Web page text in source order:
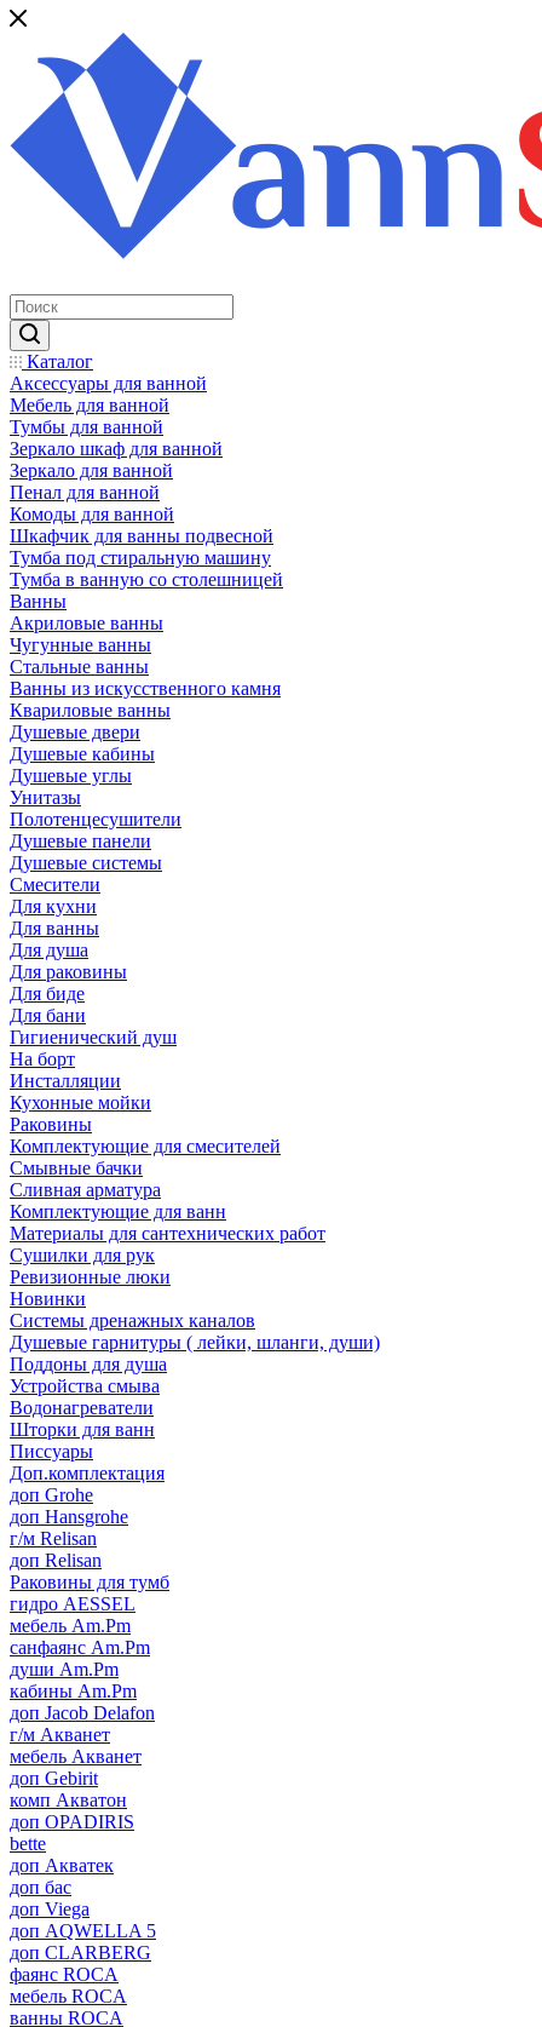
Каталог
Аксессуары для ванной
Мебель для ванной
Тумбы для ванной
Зеркало шкаф для ванной
Зеркало для ванной
Пенал для ванной
Комоды для ванной
Шкафчик для ванны подвесной
Тумба под стиральную машину
Тумба в ванную со столешницей
Ванны
Акриловые ванны
Чугунные ванны
Стальные ванны
Ванны из искусственного камня
Квариловые ванны
Душевые двери
Душевые кабины
Душевые углы
Унитазы
Полотенцесушители
Душевые панели
Душевые системы
Смесители
Для кухни
Для ванны
Для душа
Для раковины
Для биде
Для бани
Гигиенический душ
На борт
Инсталляции
Кухонные мойки
Раковины
Комплектующие для смесителей
Смывные бачки
Сливная арматура
Комплектующие для ванн
Материалы для сантехнических работ
Сушилки для рук
Ревизионные люки
Новинки
Системы дренажных каналов
Душевые гарнитуры ( лейки, шланги, души)
Поддоны для душа
Устройства смыва
Водонагреватели
Шторки для ванн
Писсуары
Доп.комплектация
доп Grohe
доп Hansgrohe
г/м Relisan
доп Relisan
Раковины для тумб
гидро AESSEL
мебель Am.Pm
санфаянс Am.Pm
души Am.Pm
кабины Am.Pm
доп Jacob Delafon
г/м Акванет
мебель Акванет
доп Gebirit
комп Акватон
доп OPADIRIS
bette
доп Акватек
доп бас
доп Viega
доп AQWELLA 5
доп CLARBERG
фаянс ROCA
мебель ROCA
ванны ROCA